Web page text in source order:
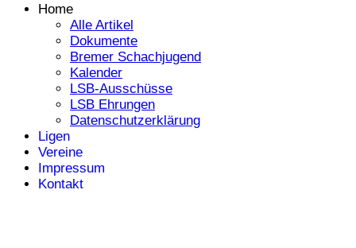
Home
Alle Artikel
Dokumente
Bremer Schachjugend
Kalender
LSB-Ausschüsse
LSB Ehrungen
Datenschutzerklärung
Ligen
Vereine
Impressum
Kontakt